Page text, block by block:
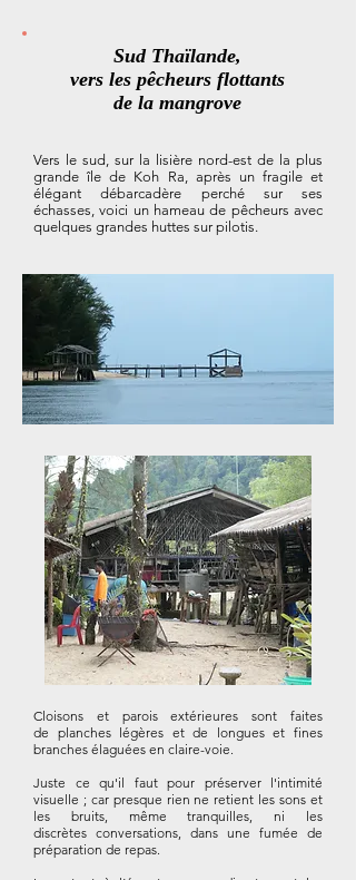
Sud Thaïlande,
vers les pêcheurs flottants
de la mangrove
Vers le sud, sur la lisière nord-est de la plus
grande île de Koh Ra, après un fragile et
élégant débarcadère perché sur ses
échasses, voici un hameau de pêcheurs avec
quelques grandes huttes sur pilotis.
Cloisons et parois extérieures sont faites
de planches légères et de longues et fines
branches élaguées en claire-voie.
Juste ce qu'il faut pour préserver l'intimité
visuelle ; car presque rien ne retient les sons et
les bruits, même tranquilles, ni les
discrètes conversations, dans une fumée de
préparation de repas.